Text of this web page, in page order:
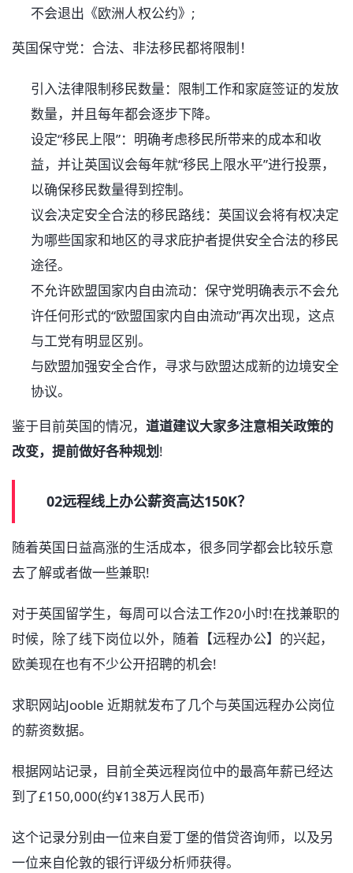
不会退出《欧洲人权公约》;
英国保守党：合法、非法移民都将限制！
引入法律限制移民数量：限制工作和家庭签证的发放
数量，并且每年都会逐步下降。
设定“移民上限”：明确考虑移民所带来的成本和收
益，并让英国议会每年就“移民上限水平”进行投票，
以确保移民数量得到控制。
议会决定安全合法的移民路线：英国议会将有权决定
为哪些国家和地区的寻求庇护者提供安全合法的移民
途径。
不允许欧盟国家内自由流动：保守党明确表示不会允
许任何形式的“欧盟国家内自由流动”再次出现，这点
与工党有明显区别。
与欧盟加强安全合作，寻求与欧盟达成新的边境安全
协议。
鉴于目前英国的情况， 道道建议大家多注意相关政策的
改变，提前做好各种规划 !
02远程线上办公薪资高达150K？
随着英国日益高涨的生活成本，很多同学都会比较乐意
去了解或者做一些兼职!
对于英国留学生，每周可以合法工作20小时!在找兼职的
时候，除了线下岗位以外，随着【远程办公】的兴起，
欧美现在也有不少公开招聘的机会!
求职网站Jooble 近期就发布了几个与英国远程办公岗位
的薪资数据。
根据网站记录，目前全英远程岗位中的最高年薪已经达
到了£150,000(约¥138万人民币)
这个记录分别由一位来自爱丁堡的借贷咨询师，以及另
一位来自伦敦的银行评级分析师获得。